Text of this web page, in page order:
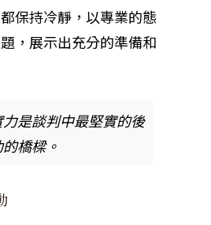
保持冷靜，以專業的態
，展示出充分的準備和
是談判中最堅實的後
橋樑。